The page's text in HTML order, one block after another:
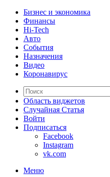
Бизнес и экономика
Финансы
Hi-Tech
Авто
События
Назначения
Видео
Коронавирус
Область виджетов
Случайная Статья
Войти
Подписаться
Facebook
Instagram
vk.com
Меню